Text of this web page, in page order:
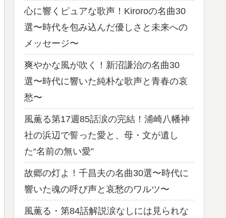
心に響くピュアな歌声！Kiroroの名曲30
選〜時代を包み込んだ優しさと未来への
メッセージ〜
爽やかな風が吹く！新沼謙治の名曲30
選〜時代に響いた純朴な歌声と青春の哀
愁〜
風薫る第17週85話涙の完結！浦崎八幡神
社の浜辺で誓った愛と、母・文が遺し
た“名前の無い愛”
故郷の灯よ！千昌夫の名曲30選〜時代に
響いた魂の呼び声と哀愁のワルツ〜
風薫る・第84話解説涙なしには見られな